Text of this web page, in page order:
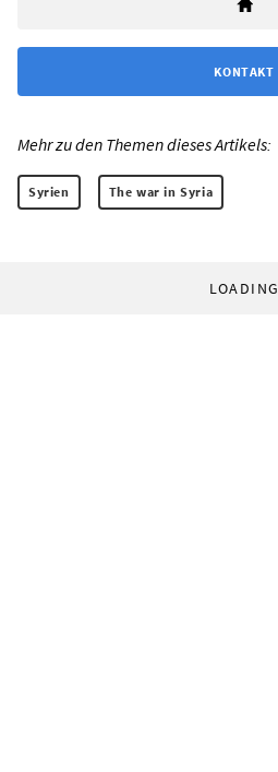
KONTAKT
Mehr zu den Themen dieses Artikels:
Syrien The war in Syria
LOADING